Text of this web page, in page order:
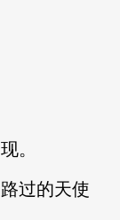
。
过的天使